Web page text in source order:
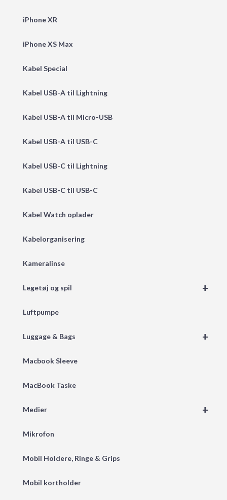
iPhone XR
iPhone XS Max
Kabel Special
Kabel USB-A til Lightning
Kabel USB-A til Micro-USB
Kabel USB-A til USB-C
Kabel USB-C til Lightning
Kabel USB-C til USB-C
Kabel Watch oplader
Kabelorganisering
Kameralinse
+
Legetøj og spil
Luftpumpe
+
Luggage & Bags
Macbook Sleeve
MacBook Taske
+
Medier
Mikrofon
Mobil Holdere, Ringe & Grips
Mobil kortholder